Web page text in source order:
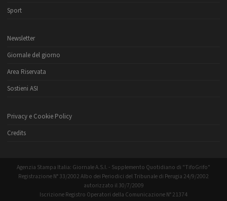
Sport
Newsletter
Giornale del giorno
Area Riservata
Sostieni ASI
Privacy e Cookie Policy
Credits
Agenzia Stampa Italia: Giornale A.S.I. - Supplemento Quotidiano di "TifoGrifo"
Registrazione N° 33/2002 Albo dei Periodici del Tribunale di Perugia 24/9/2002
autorizzato il 30/7/2009
Iscrizione Registro Operatori della Comunicazione N° 21374